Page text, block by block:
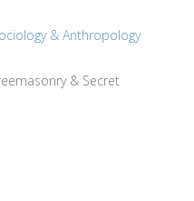
& Anthropology
& Secret